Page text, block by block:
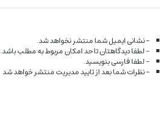
- نشانی ایمیل شما منتشر نخواهد شد.
- لطفا دیدگاهتان تا حد امکان مربوط به مطلب باشد.
- لطفا فارسی بنویسید.
- نظرات شما بعد از تایید مدیریت منتشر خواهد شد